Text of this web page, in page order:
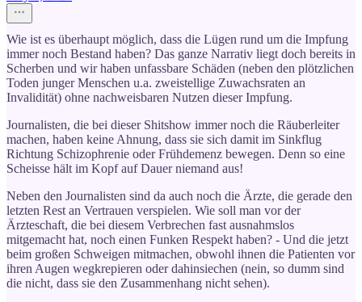
Wie ist es überhaupt möglich, dass die Lügen rund um die Impfung
immer noch Bestand haben? Das ganze Narrativ liegt doch bereits in
Scherben und wir haben unfassbare Schäden (neben den plötzlichen
Toden junger Menschen u.a. zweistellige Zuwachsraten an
Invalidität) ohne nachweisbaren Nutzen dieser Impfung.
Journalisten, die bei dieser Shitshow immer noch die Räuberleiter
machen, haben keine Ahnung, dass sie sich damit im Sinkflug
Richtung Schizophrenie oder Frühdemenz bewegen. Denn so eine
Scheisse hält im Kopf auf Dauer niemand aus!
Neben den Journalisten sind da auch noch die Ärzte, die gerade den
letzten Rest an Vertrauen verspielen. Wie soll man vor der
Ärzteschaft, die bei diesem Verbrechen fast ausnahmslos
mitgemacht hat, noch einen Funken Respekt haben? - Und die jetzt
beim großen Schweigen mitmachen, obwohl ihnen die Patienten vor
ihren Augen wegkrepieren oder dahinsiechen (nein, so dumm sind
die nicht, dass sie den Zusammenhang nicht sehen).